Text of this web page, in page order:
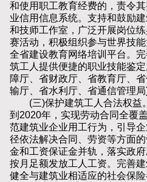
和使用职工教育经费的，责令
业信用信息系统。支持和鼓励
和技师工作室，广泛开展岗位
赛活动，积极组织参与世界技
全省建设教育网络培训平台。
筑工人提供便捷的职业技能鉴
障厅、省财政厅、省教育厅、
输厅、省水利厅、省通信管理
(三)保护建筑工人合法权益
到2020年，实现劳动合同全覆
范建筑业企业用工行为，引导
径依法解决合同、劳资等方面
金和工资保证金并轨，落实政
按月足额发放工人工资。完善
健全与建筑业相适应的社会保